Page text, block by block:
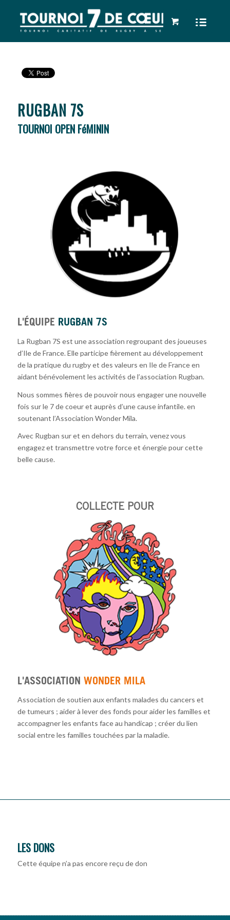
RUGBAN 7S
TOURNOI OPEN FéMININ
L'ÉQUIPE RUGBAN 7S
La Rugban 7S est une association regroupant des joueuses
d’Ile de France. Elle participe fièrement au développement
de la pratique du rugby et des valeurs en Ile de France en
aidant bénévolement les activités de l’association Rugban.
Nous sommes fières de pouvoir nous engager une nouvelle
fois sur le 7 de coeur et auprès d’une cause infantile. en
soutenant l’Association Wonder Mila.
Avec Rugban sur et en dehors du terrain, venez vous
engagez et transmettre votre force et énergie pour cette
belle cause.
COLLECTE POUR
L'ASSOCIATION WONDER MILA
Association de soutien aux enfants malades du cancers et
de tumeurs ; aider à lever des fonds pour aider les familles et
accompagner les enfants face au handicap ; créer du lien
social entre les familles touchées par la maladie.
LES DONS
Cette équipe n’a pas encore reçu de don